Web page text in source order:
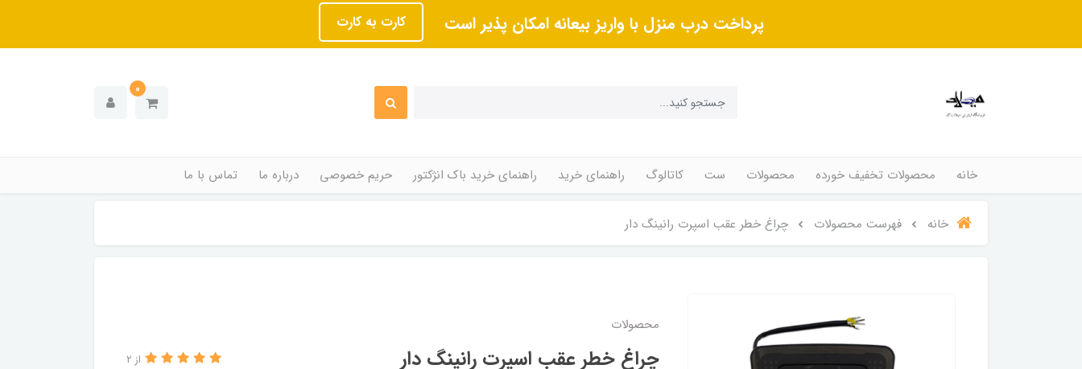
پرداخت درب منزل با واریز بیعانه امکان پذیر است کارت به کارت
0
خانه محصولات تخفیف خورده محصولات ست کاتالوگ راهنمای خرید راهنمای خرید باک انژکتور حریم خصوصی درباره ما تماس با ما
خانه فهرست محصولات چراغ خطر عقب اسپرت رانینگ دار
محصولات
چراغ خطر عقب اسپرت رانینگ دار از 2